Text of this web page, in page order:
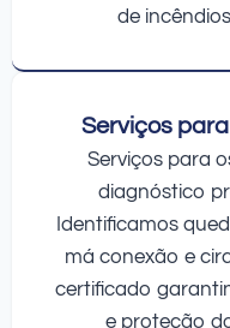
de
Serviços
Serviços para
diagnóstico
Identificamos
má conexão e
certificado
e proteção